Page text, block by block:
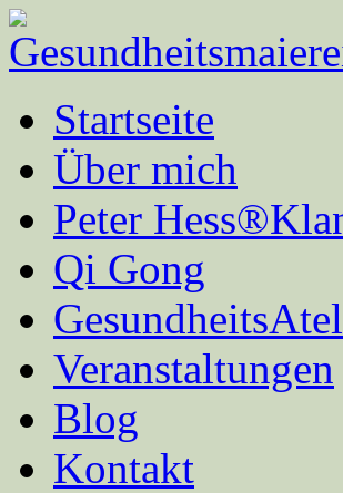
Startseite
Über mich
Peter
Qi Gong
Veranstaltungen
Blog
Kontakt